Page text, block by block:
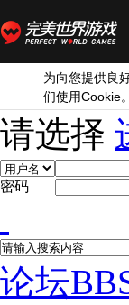
为向您提供良
们使用Cookie
请选择
密码
论坛